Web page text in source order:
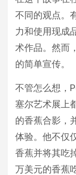
不同的观点。
力和使用现成
术作品。然而
的简单宣传。
不管怎么想，
塞尔艺术展上
的香蕉合影，
体验。他不仅
香蕉并将其吃
万美元的香蕉